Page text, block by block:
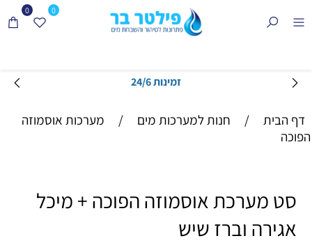
זמינות 24/6
0 0
דף הבית / חנות למערכות מים /
מערכות אוסמוזה
הפוכה
סט מערכת אוסמוזה הפוכה + מיכל
אגירה וברז שיש